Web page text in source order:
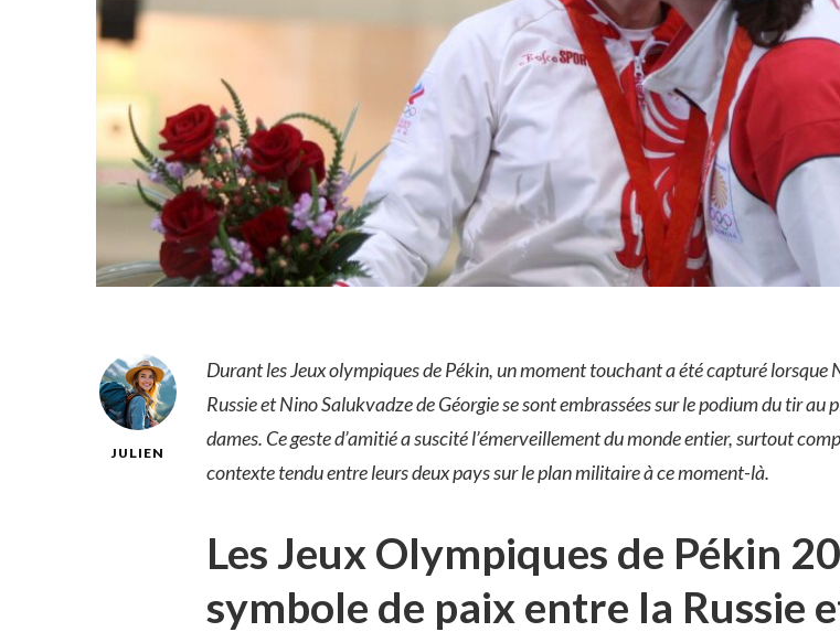
JULIEN
Durant les Jeux olympiques de Pékin, un moment touchant a été capturé lorsque
Russie et Nino Salukvadze de Géorgie se sont embrassées sur le podium du tir au
dames. Ce geste d’amitié a suscité l’émerveillement du monde entier, surtout
contexte tendu entre leurs deux pays sur le plan militaire à ce moment-là.
Les Jeux Olympiques de Pékin
symbole de paix entre la Russie